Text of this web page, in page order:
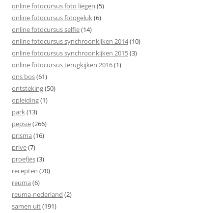
online fotocursus foto liegen (5)
online fotocursus fotogeluk(6)
online fotocursus selfie(14)
online fotocursus synchroonkijken 2014(10)
online fotocursus synchroonkijken 2015(3)
online fotocursus terugkijken 2016(1)
ons bos(61)
ontsteking(50)
opleiding(1)
park(13)
pepsie(266)
prisma (16)
prive(7)
proefjes(3)
recepten (70)
reuma (6)
reuma-nederland (2)
samen uit(191)